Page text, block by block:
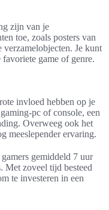
zijn van je
toe, zoals posters van
verzamelobjecten. Je kunt
game of genre.
invloed hebben op je
pc of console, een
Overweeg ook het
meeslepender ervaring.
gemiddeld 7 uur
Met zoveel tijd besteed
te investeren in een